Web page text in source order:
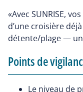
«Avec SUNRISE,
d’une croisière
détente/plage —
Points de
Le niveau de